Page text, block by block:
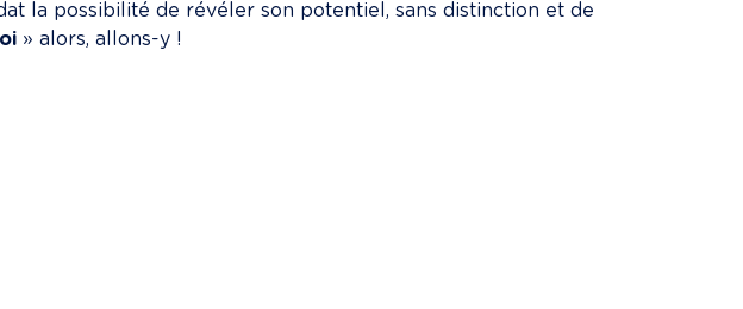
la possibilité de révéler son potentiel, sans distinction et de
» alors, allons-y !